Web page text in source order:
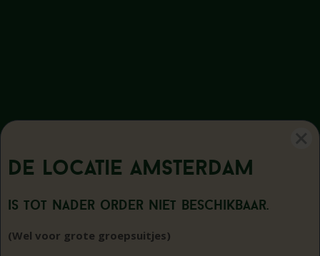
De locatie Amsterdam
is tot nader order niet beschikbaar.
(Wel voor grote groepsuitjes)